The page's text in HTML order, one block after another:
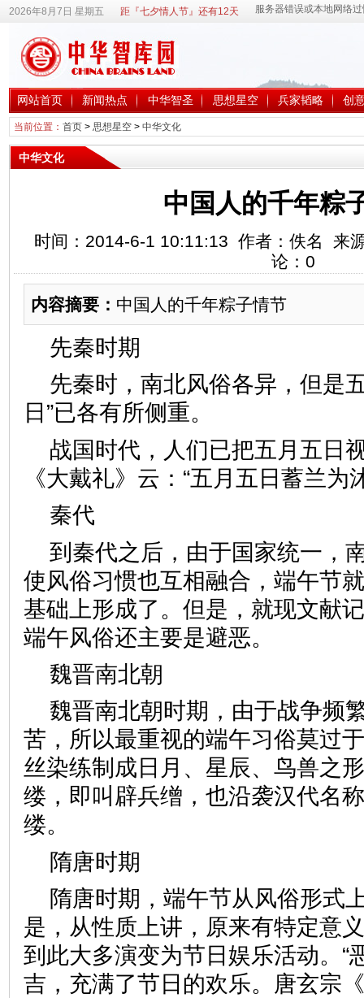
2026年8月7日 星期五 距『七夕情人节』还有12天
网站首页 新闻热点 中华智圣 思想星空 兵家韬略 创
当前位置： 首页> 思想星空> 中华文化
中华文化
中国人的千年粽
时间：2014-6-1 10:11:13 作者：佚名 来
论： 0
内容摘要： 中国人的千年粽子情节
先秦时期
先秦时，南北风俗各异，但是
日”已各有所侧重。
战国时代，人们已把五月五日视
《大戴礼》云：“五月五日蓄
秦代
到秦代之后，由于国家统一，
使风俗习惯也互相融合，端午节
基础上形成了。但是，就现文献
端午风俗还主要是避恶。
魏晋南北朝
魏晋南北朝时期，由于战争频
苦，所以最重视的端午习俗莫过
丝染练制成日月、星辰、鸟兽之
缕，即叫辟兵缯，也沿袭汉代名
缕。
隋唐时期
隋唐时期，端午节从风俗形式
是，从性质上讲，原来有特定意
到此大多演变为节日娱乐活动。“
吉，充满了节日的欢乐。唐玄宗